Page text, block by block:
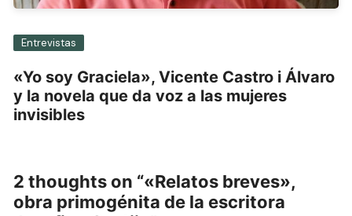
Entrevistas
«Yo soy Graciela», Vicente Castro i Álvaro
y la novela que da voz a las mujeres
invisibles
2 thoughts on “«Relatos breves»,
obra primogénita de la escritora